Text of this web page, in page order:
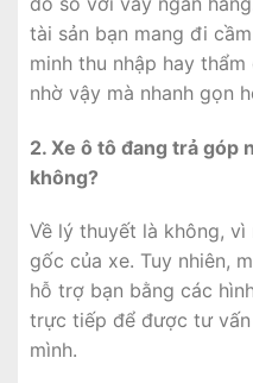
tài sản bạn mang đi
minh thu nhập hay
nhờ vậy mà nhanh gọn
2. Xe ô tô đang trả góp
không?
Về lý thuyết là không,
gốc của xe. Tuy nhiên,
hỗ trợ bạn bằng các
trực tiếp để được tư
mình.